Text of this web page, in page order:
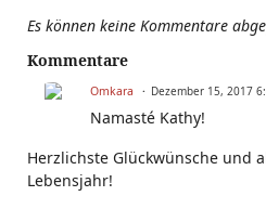
Es können keine Kommentare
Kommentare
Omkara Dezember 15, 2017
Namasté Kathy!
Herzlichste Glückwünsche und
Lebensjahr!